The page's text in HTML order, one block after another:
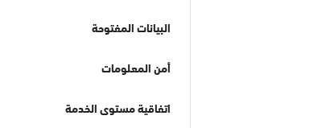
البيانات المفتوحة
أمن المعلومات
اتفاقية مستوى الخدمة